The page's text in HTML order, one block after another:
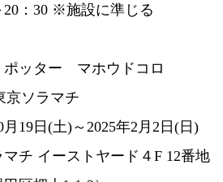
20：30 ※施設に準じる
ポッター マホウドコロ
京ソラマチ
月19日(土)～2025年2月2日(日)
チ イーストヤード４F 12番地